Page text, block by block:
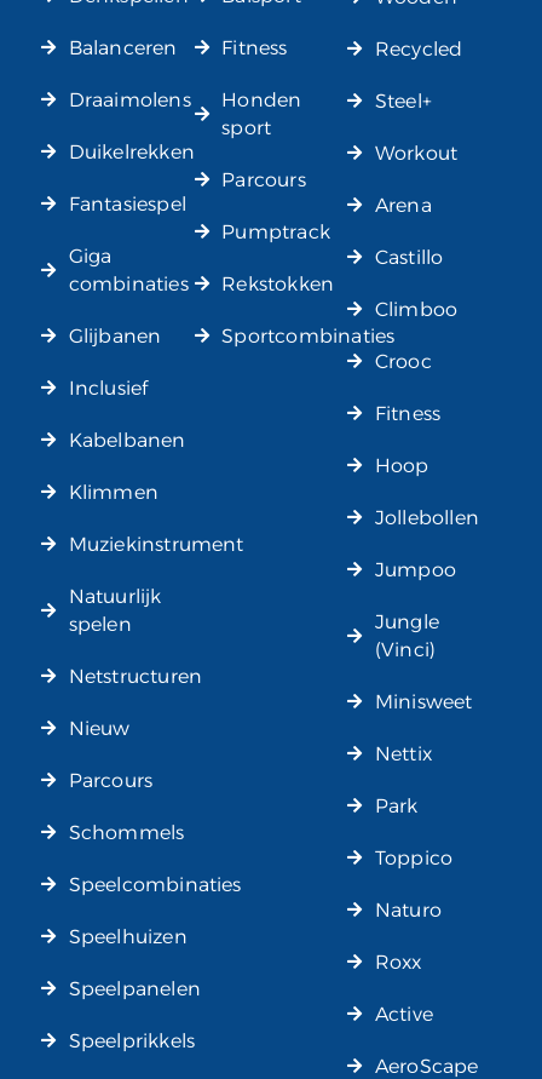
Balanceren
Draaimolens
Duikelrekken
Fantasiespel
Giga
combinaties
Glijbanen
Inclusief
Kabelbanen
Klimmen
Muziekinstrument
Natuurlijk
spelen
Netstructuren
Nieuw
Parcours
Schommels
Speelcombinaties
Speelhuizen
Speelpanelen
Speelprikkels
Fitness
Honden
sport
Parcours
Pumptrack
Rekstokken
Sportcombinaties
Recycled
Steel+
Workout
Arena
Castillo
Climboo
Crooc
Fitness
Hoop
Jollebollen
Jumpoo
Jungle
(Vinci)
Minisweet
Nettix
Park
Toppico
Naturo
Roxx
Active
AeroScape